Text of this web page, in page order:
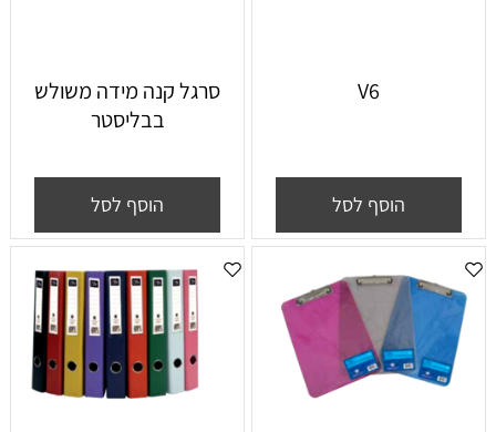
V6
הוסף לסל
סרגל קנה מידה משולש
בבליסטר
הוסף לסל